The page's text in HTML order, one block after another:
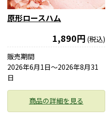
原形ロースハム
1,890円 (税込)
販売期間
2026年6月1日〜2026年8月31
日
商品の詳細を見る